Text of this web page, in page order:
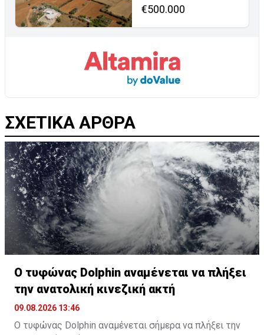
€500.000
ΣΧΕΤΙΚΑ ΑΡΘΡΑ
Ο τυφώνας Dolphin αναμένεται να πλήξει
την ανατολική κινεζική ακτή
09.08.2026 13:46
Ο τυφώνας Dolphin αναμένεται σήμερα να πλήξει την